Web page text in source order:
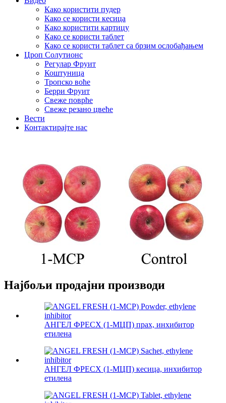
Како користити пудер
Како се користи кесица
Како користити картицу
Како се користи таблет
Како се користи таблет са брзим ослобађањем
Цроп Солутионс
Регулар Фруит
Коштуница
Тропско воће
Берри Фруит
Свеже поврће
Свеже резано цвеће
Вести
Контактирајте нас
Најбољи продајни производи
АНГЕЛ ФРЕСХ (1-МЦП) прах, инхибитор
етилена
АНГЕЛ ФРЕСХ (1-МЦП) кесица, инхибитор
етилена